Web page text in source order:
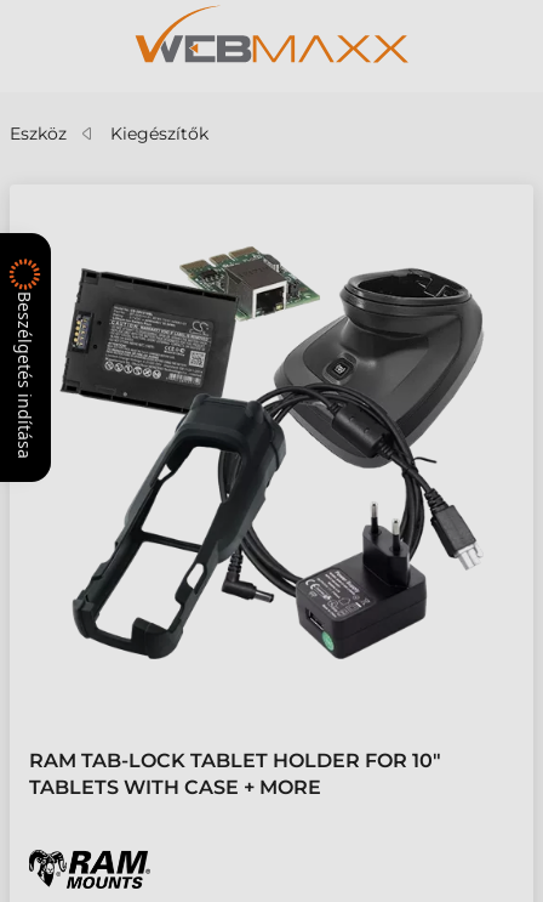
Eszköz Kiegészítők
RAM TAB-LOCK TABLET HOLDER FOR 10"
TABLETS WITH CASE + MORE
Beszélgetés indítása